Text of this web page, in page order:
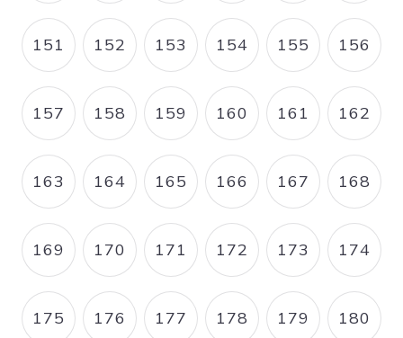
PAGE
151 PAGE
152 PAGE
153 PAGE
154 PAGE
155 PAGE
156
PAGE
157 PAGE
158 PAGE
159 PAGE
160 PAGE
161 PAGE
162
PAGE
163 PAGE
164 PAGE
165 PAGE
166 PAGE
167 PAGE
168
PAGE
169 PAGE
170 PAGE
171 PAGE
172 PAGE
173 PAGE
174
PAGE
175 PAGE
176 PAGE
177 PAGE
178 PAGE
179 PAGE
180